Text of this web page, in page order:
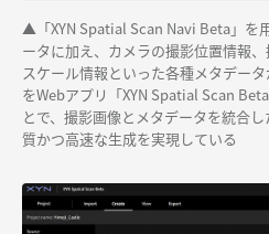
▲「XYN Spatial Scan Navi Beta」を
ータに加え、カメラの撮影位置情報
スケール情報といった各種メタデー
をWebアプリ「XYN Spatial Scan
とで、撮影画像とメタデータを統合
質かつ高速な生成を実現している